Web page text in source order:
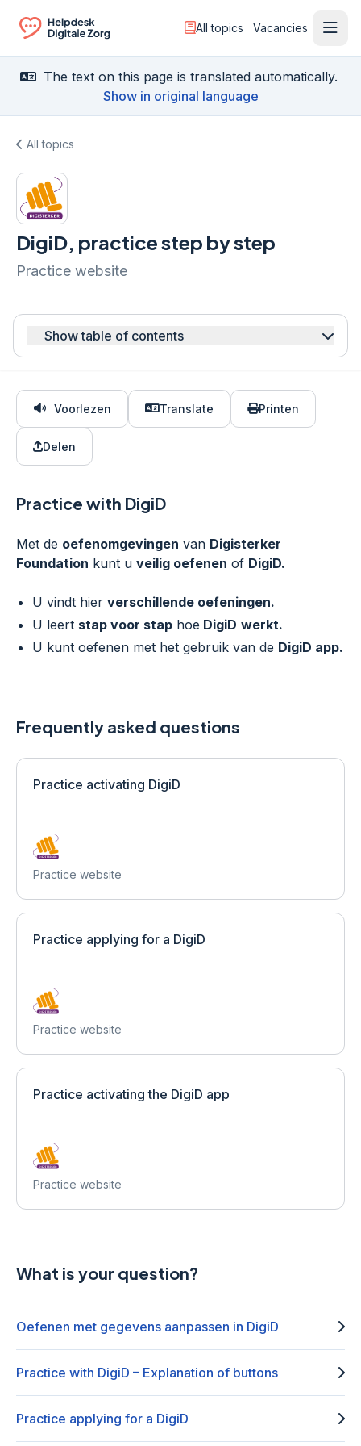
Ga naar de homepagina
All topics Vacancies
The text on this page is translated automatically.
Show in original language
All topics
DigiD, practice step by step
Practice website
Show table of contents
Voorlezen Translate Printen
Delen
Practice with DigiD
Met de oefenomgevingen van Digisterker
Foundation kunt u veilig oefenen of DigiD.
U vindt hier verschillende oefeningen.
U leert stap voor stap hoe DigiD werkt.
U kunt oefenen met het gebruik van de DigiD app.
Frequently asked questions
Practice activating DigiD
Practice website
Practice applying for a DigiD
Practice website
Practice activating the DigiD app
Practice website
What is your question?
Oefenen met gegevens aanpassen in DigiD
Practice with DigiD – Explanation of buttons
Practice applying for a DigiD